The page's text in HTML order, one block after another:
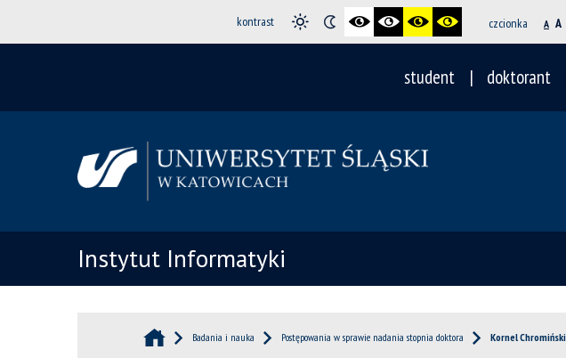
kontrast czcionka A A
student doktorant
Instytut Informatyki
Badania i nauka Postępowania w sprawie nadania stopnia doktora Kornel Chromiński